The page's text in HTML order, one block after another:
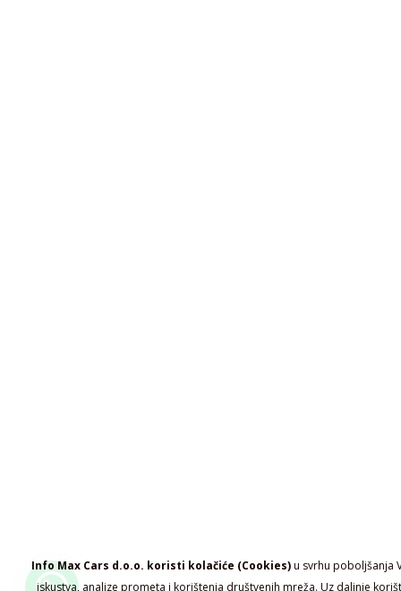
Info Max Cars d.o.o. koristi kolačiće (Cookies)u svrhu poboljšanja
iskustva, analize prometa i korištenja društvenih mreža. Uz daljnje